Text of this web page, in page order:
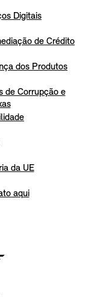
Digitais
de Crédito
dos Produtos
de Corrupção e
da UE
aqui